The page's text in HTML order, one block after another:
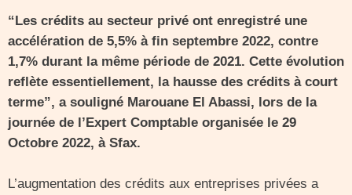
“Les crédits au secteur privé ont enregistré une
accélération de 5,5% à fin septembre 2022, contre
1,7% durant la même période de 2021. Cette évolution
reflète essentiellement, la hausse des crédits à court
terme”, a souligné Marouane El Abassi, lors de la
journée de l’Expert Comptable organisée le 29
Octobre 2022, à Sfax.
L’augmentation des crédits aux entreprises privées a